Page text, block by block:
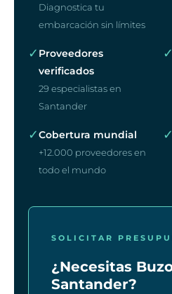
Diagnostica tu
embarcación sin límites
✓ Proveedores
verificados
29 especialistas en
Santander
✓
✓Cobertura mundial
+12.000 proveedores en
todo el mundo
✓
SOLICITAR
¿Necesitas
Santander?